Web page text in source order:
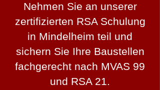
Nehmen Sie an unserer
zertifizierten RSA Schulung
in Mindelheim teil und
sichern Sie Ihre Baustellen
fachgerecht nach MVAS 99
und RSA 21.